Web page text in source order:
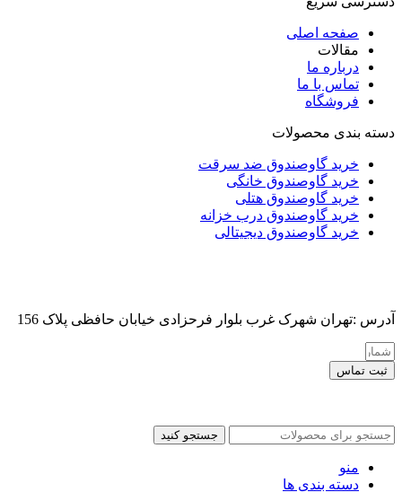
صفحه اصلی
مقالات
درباره ما
تماس با ما
فروشگاه
دسته بندی محصولات
خرید گاوصندوق ضد سرقت
خرید گاوصندوق خانگی
خرید گاوصندوق هتلی
خرید گاوصندوق درب خزانه
خرید گاوصندوق دیجیتالی
آدرس :تهران شهرک غرب بلوار فرحزادی خیابان حافظی پلاک 156
ثبت تماس
جستجو کنید
منو
دسته بندی ها